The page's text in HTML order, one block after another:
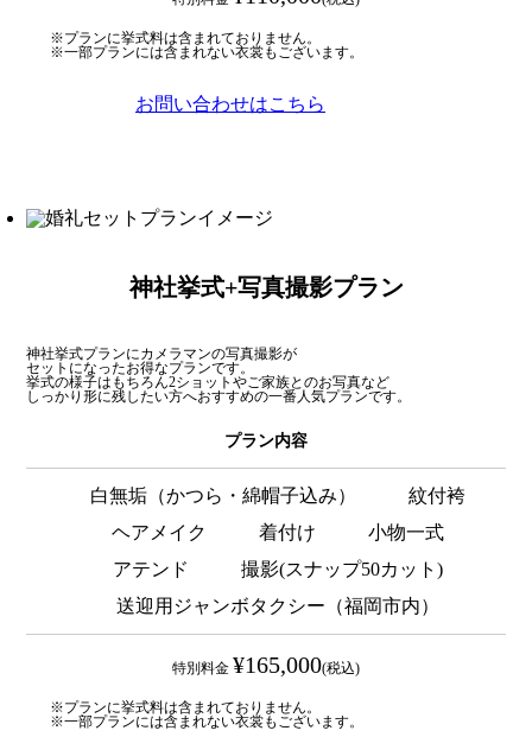
※プランに挙式料は含まれておりません。
※一部プランには含まれない衣裳もございます。
お問い合わせはこちら
神社挙式+写真撮影プラン
神社挙式プランにカメラマンの写真撮影が
セットになったお得なプランです。
挙式の様子はもちろん2ショットやご家族とのお写真など
しっかり形に残したい方へおすすめの一番人気プランです。
プラン内容
白無垢（かつら・綿帽子込み）
紋付袴
ヘアメイク
着付け
小物一式
アテンド
撮影(スナップ50カット)
送迎用ジャンボタクシー（福岡市内）
特別料金 ¥165,000(税込)
※プランに挙式料は含まれておりません。
※一部プランには含まれない衣裳もございます。